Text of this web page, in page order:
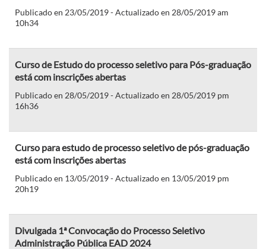
Publicado en 23/05/2019 - Actualizado en 28/05/2019 am
10h34
Curso de Estudo do processo seletivo para Pós-graduação
está com inscrições abertas
Publicado en 28/05/2019 - Actualizado en 28/05/2019 pm
16h36
Curso para estudo de processo seletivo de pós-graduação
está com inscrições abertas
Publicado en 13/05/2019 - Actualizado en 13/05/2019 pm
20h19
Divulgada 1ª Convocação do Processo Seletivo
Administração Pública EAD 2024